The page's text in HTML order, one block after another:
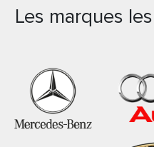
Les marques